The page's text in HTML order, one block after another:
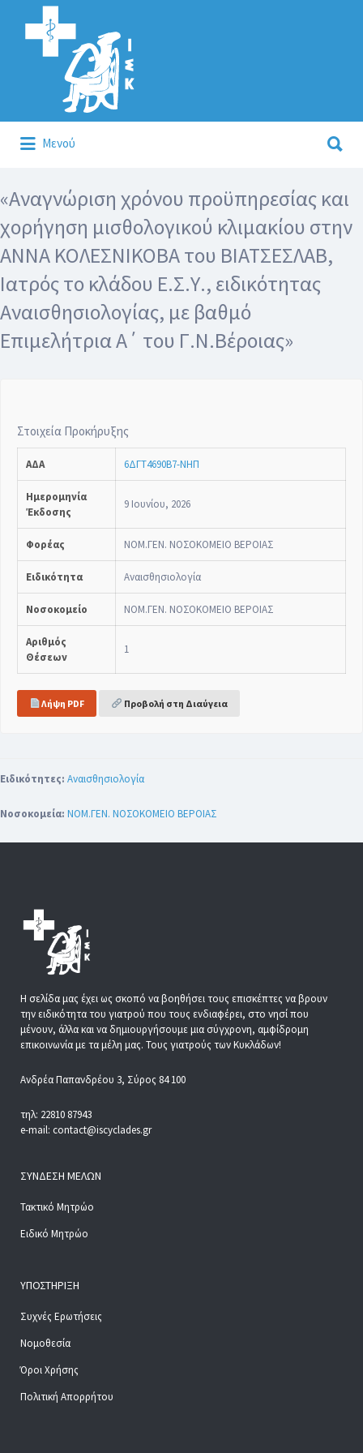
Αναζήτηση
για:
Μενού
για:
«Αναγνώριση χρόνου προϋπηρεσίας και
χορήγηση μισθολογικού κλιμακίου στην
ΑΝΝΑ ΚΟΛΕΣΝΙΚΟΒΑ του ΒΙΑΤΣΕΣΛΑΒ,
Ιατρός το κλάδου Ε.Σ.Υ., ειδικότητας
Αναισθησιολογίας, με βαθμό
Επιμελήτρια Α΄ του Γ.Ν.Βέροιας»
Στοιχεία Προκήρυξης
ΑΔΑ 6ΔΓΤ4690Β7-ΝΗΠ
Ημερομηνία
Έκδοσης
9 Ιουνίου, 2026
Φορέας ΝΟΜ.ΓΕΝ. ΝΟΣΟΚΟΜΕΙΟ ΒΕΡΟΙΑΣ
Ειδικότητα Αναισθησιολογία
Νοσοκομείο ΝΟΜ.ΓΕΝ. ΝΟΣΟΚΟΜΕΙΟ ΒΕΡΟΙΑΣ
Αριθμός
Θέσεων
1
Λήψη PDF Προβολή στη Διαύγεια
Ειδικότητες: Αναισθησιολογία
Νοσοκομεία: ΝΟΜ.ΓΕΝ. ΝΟΣΟΚΟΜΕΙΟ ΒΕΡΟΙΑΣ
Η σελίδα μας έχει ως σκοπό να βοηθήσει τους επισκέπτες να βρουν
την ειδικότητα του γιατρού που τους ενδιαφέρει, στο νησί που
μένουν, άλλα και να δημιουργήσουμε μια σύγχρονη, αμφίδρομη
επικοινωνία με τα μέλη μας. Τους γιατρούς των Κυκλάδων!
Ανδρέα Παπανδρέου 3, Σύρος 84 100
τηλ: 22810 87943
e-mail: contact@iscyclades.gr
ΣΎΝΔΕΣΗ ΜΕΛΏΝ
Τακτικό Μητρώο
Ειδικό Μητρώο
ΥΠΟΣΤΉΡΙΞΗ
Συχνές Ερωτήσεις
Νομοθεσία
Όροι Χρήσης
Πολιτική Απορρήτου